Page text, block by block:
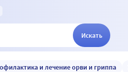
Искать
и лечение орви и гриппа